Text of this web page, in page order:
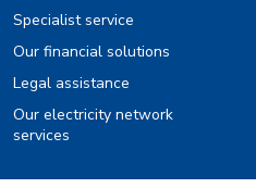
Specialist service
Our financial solutions
Legal assistance
Our electricity network
services